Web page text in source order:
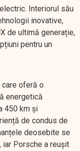
Interiorul său
inovative,
de ultimă generație,
pentru un
oferă o
energetică
450 km și
de condus de
deosebite se
Porsche a reușit